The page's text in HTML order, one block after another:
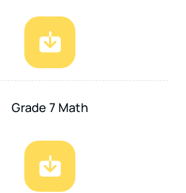
Grade 7 Math